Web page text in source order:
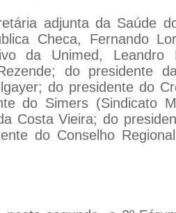
adjunta da Saúde
Checa, Fernando
da Unimed,
do presidente
do presidente do
do Simers (Sindicato
Costa Vieira; do
do Conselho